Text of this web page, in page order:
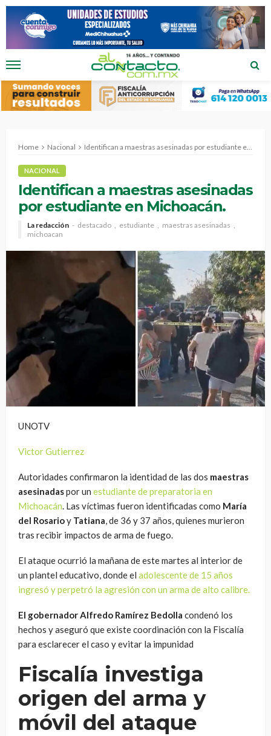
Home Nacional Identifican a maestras asesinadas por estudiante en Michoacán.
NACIONAL
Identifican a maestras asesinadas
por estudiante en Michoacán.
La redacción destacado estudiante
maestras asesinadas
michoacan
UNOTV
Victor Gutierrez
Autoridades confirmaron la identidad de las dos maestras
asesinadaspor un estudiante de preparatoria en
Michoacán. Las víctimas fueron identificadas como María
del Rosarioy Tatiana, de 36 y 37 años, quienes murieron
tras recibir impactos de arma de fuego.
El ataque ocurrió la mañana de este martes al interior de
un plantel educativo, donde el adolescente de 15 años
ingresó y perpetró la agresión con un arma de alto calibre.
El gobernador Alfredo Ramírez Bedolla condenó los
hechos y aseguró que existe coordinación con la Fiscalía
para esclarecer el caso y evitar la impunidad
Fiscalía investiga
origen del arma y
móvil del ataque